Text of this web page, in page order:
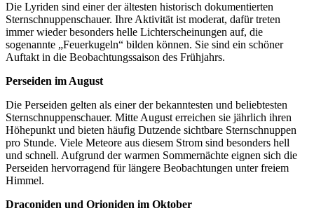
Die Lyriden sind einer der ältesten historisch dokumentierten
Sternschnuppenschauer. Ihre Aktivität ist moderat, dafür treten
immer wieder besonders helle Lichterscheinungen auf, die
sogenannte „Feuerkugeln“ bilden können. Sie sind ein schöner
Auftakt in die Beobachtungssaison des Frühjahrs.
Perseiden im August
Die Perseiden gelten als einer der bekanntesten und beliebtesten
Sternschnuppenschauer. Mitte August erreichen sie jährlich ihren
Höhepunkt und bieten häufig Dutzende sichtbare Sternschnuppen
pro Stunde. Viele Meteore aus diesem Strom sind besonders hell
und schnell. Aufgrund der warmen Sommernächte eignen sich die
Perseiden hervorragend für längere Beobachtungen unter freiem
Himmel.
Draconiden und Orioniden im Oktober